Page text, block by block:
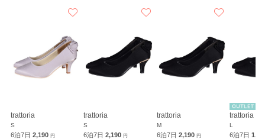
trattoria
S
6泊7日 2,190 円
trattoria
S
6泊7日2,190円
trattoria
M
6泊7日 2,190 円
trattoria
L
6泊7日